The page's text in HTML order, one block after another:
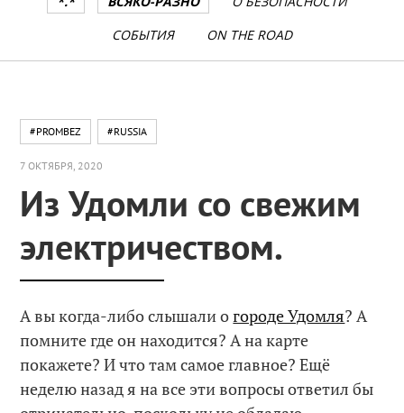
СОБЫТИЯ
ON THE ROAD
#PROMBEZ #RUSSIA
7 ОКТЯБРЯ, 2020
Из Удомли со свежим
электричеством.
А вы когда-либо слышали огороде Удомля? А
помните где он находится? А на карте
покажете? И что там самое главное? Ещё
неделю назад я на все эти вопросы ответил бы